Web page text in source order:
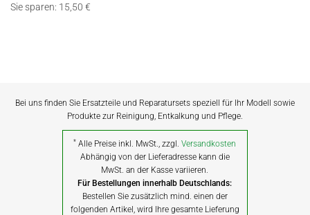
Sie sparen: 15,50 €
Bei uns finden Sie Ersatzteile und Reparatursets speziell für Ihr Modell sowie
Produkte zur Reinigung, Entkalkung und Pflege.
* Alle Preise inkl. MwSt., zzgl.Versandkosten
Abhängig von der Lieferadresse kann die
MwSt. an der Kasse variieren.
Für Bestellungen innerhalb Deutschlands:
Bestellen Sie zusätzlich mind. einen der
folgenden Artikel, wird Ihre gesamte Lieferung